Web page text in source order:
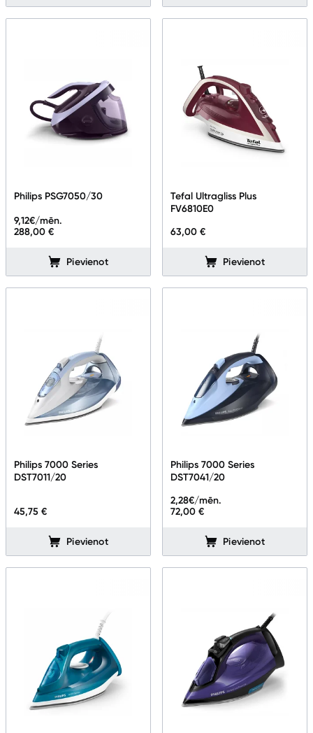
Philips PSG7050/30
288,00 €
9,12€/mēn.
Pievienot
Tefal Ultragliss Plus
FV6810E0
63,00 €
Pievienot
Philips 7000 Series
DST7011/20
45,75 €
Pievienot
Philips 7000 Series
DST7041/20
72,00 €
2,28€/mēn.
Pievienot